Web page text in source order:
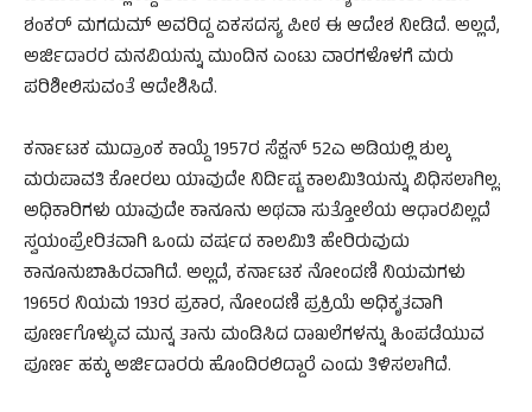
ಶಂಕರ್ ಮಗದುಮ್ ಅವರಿದ್ದ ಏಕಸದಸ್ಯ ಪೀಠ ಈ ಆದೇಶ ನೀಡಿದೆ. ಅಲ್ಲದೆ,
ಅರ್ಜಿದಾರರ ಮನವಿಯನ್ನು ಮುಂದಿನ ಎಂಟು ವಾರಗಳೊಳಗೆ ಮರು
ಪರಿಶೀಲಿಸುವಂತೆ ಆದೇಶಿಸಿದೆ.
ಕರ್ನಾಟಕ ಮುದ್ರಾಂಕ ಕಾಯ್ದೆ 1957ರ ಸೆಕ್ಷನ್ 52ಎ ಅಡಿಯಲ್ಲಿ ಶುಲ್ಕ
ಮರುಪಾವತಿ ಕೋರಲು ಯಾವುದೇ ನಿರ್ದಿಷ್ಟ ಕಾಲಮಿತಿಯನ್ನು ವಿಧಿಸಲಾಗಿಲ್ಲ.
ಅಧಿಕಾರಿಗಳು ಯಾವುದೇ ಕಾನೂನು ಅಥವಾ ಸುತ್ತೋಲೆಯ ಆಧಾರವಿಲ್ಲದೆ
ಸ್ವಯಂಪ್ರೇರಿತವಾಗಿ ಒಂದು ವರ್ಷದ ಕಾಲಮಿತಿ ಹೇರಿರುವುದು
ಕಾನೂನುಬಾಹಿರವಾಗಿದೆ. ಅಲ್ಲದೆ, ಕರ್ನಾಟಕ ನೋಂದಣಿ ನಿಯಮಗಳು
1965ರ ನಿಯಮ 193ರ ಪ್ರಕಾರ, ನೋಂದಣಿ ಪ್ರಕ್ರಿಯೆ ಅಧಿಕೃತವಾಗಿ
ಪೂರ್ಣಗೊಳ್ಳುವ ಮುನ್ನ ತಾನು ಮಂಡಿಸಿದ ದಾಖಲೆಗಳನ್ನು ಹಿಂಪಡೆಯುವ
ಪೂರ್ಣ ಹಕ್ಕು ಅರ್ಜಿದಾರರು ಹೊಂದಿರಲಿದ್ದಾರೆ ಎಂದು ತಿಳಿಸಲಾಗಿದೆ.